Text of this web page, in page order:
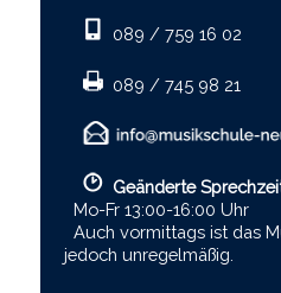
089 / 759 16 02
089 / 745 98 21
Geänderte
Mo-Fr 13:00-16:00 Uhr
Auch vormittags ist das
jedoch unregelmäßig.